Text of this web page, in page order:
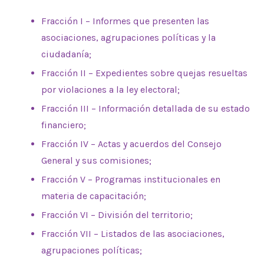
Fracción I – Informes que presenten las
asociaciones, agrupaciones políticas y la
ciudadanía;
Fracción II – Expedientes sobre quejas resueltas
por violaciones a la ley electoral;
Fracción III – Información detallada de su estado
financiero;
Fracción IV – Actas y acuerdos del Consejo
General y sus comisiones;
Fracción V – Programas institucionales en
materia de capacitación;
Fracción VI – División del territorio;
Fracción VII – Listados de las asociaciones,
agrupaciones políticas;